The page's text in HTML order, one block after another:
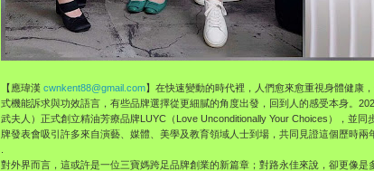
【應瑋漢 cwnkent88@gmail.com】在快速變動的時代裡，人們愈來愈重視身體健康
式機能訴求與功效語言，有些品牌選擇從更細膩的角度出發，回到人的感受本身。
武夫人）正式創立精油芳療品牌LUYC（Love Unconditionally Your Choices），並
牌發表會吸引許多來自演藝、媒體、美學及教育領域人士到場，共同見證這個歷時兩
對外界而言，這或許是一位三寶媽跨足品牌創業的新篇章；對路永佳來說，卻更像是